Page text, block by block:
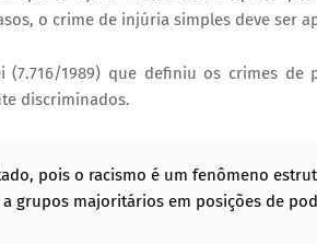
o crime de injúria simples deve ser
1989) que definiu os crimes de
discriminados.
pois o racismo é um fenômeno
grupos majoritários em posições de